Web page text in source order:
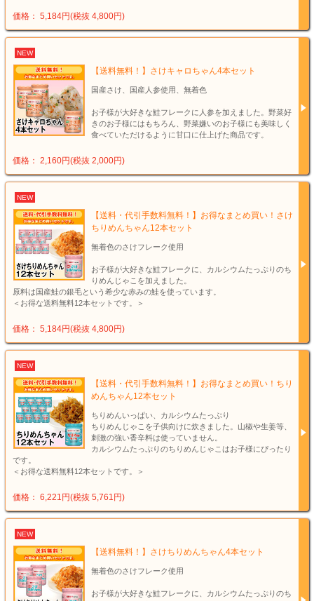
価格： 5,184円(税抜 4,800円)
NEW
【送料無料！】さけキャロちゃん4本セット
国産さけ、国産人参使用、無着色
お子様が大好きな鮭フレークに人参を加えました。野菜好
きのお子様にはもちろん、野菜嫌いのお子様にも美味しく
食べていただけるように甘口に仕上げた商品です。
価格： 2,160円(税抜 2,000円)
NEW
【送料・代引手数料無料！】お得なまとめ買い！さけ
ちりめんちゃん12本セット
無着色のさけフレーク使用
お子様が大好きな鮭フレークに、カルシウムたっぷりのち
りめんじゃこを加えました。
原料は国産鮭の銀毛という希少な赤みの鮭を使っています。
＜お得な送料無料12本セットです。＞
価格： 5,184円(税抜 4,800円)
NEW
【送料・代引手数料無料！】お得なまとめ買い！ちり
めんちゃん12本セット
ちりめんいっぱい、カルシウムたっぷり
ちりめんじゃこを子供向けに炊きました。山椒や生姜等、
刺激の強い香辛料は使っていません。
カルシウムたっぷりのちりめんじゃこはお子様にぴったり
です。
＜お得な送料無料12本セットです。＞
価格： 6,221円(税抜 5,761円)
NEW
【送料無料！】さけちりめんちゃん4本セット
無着色のさけフレーク使用
お子様が大好きな鮭フレークに、カルシウムたっぷりのち